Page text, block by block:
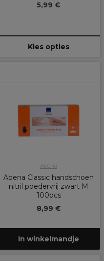
5,99 €
Kies opties
Abena
Abena Classic handschoen
nitril poedervrij zwart M
100pcs
8,99 €
In winkelmandje